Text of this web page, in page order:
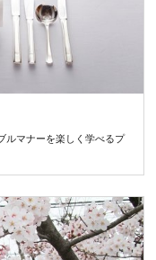
ルマナーを楽しく学べるプ